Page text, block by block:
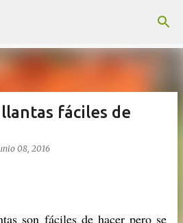
fáciles de
08, 2016
son fáciles de hacer pero se